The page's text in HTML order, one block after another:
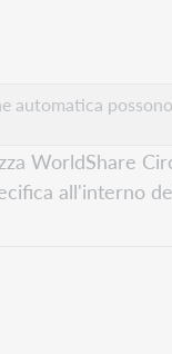
automatica
WorldShare
all'interno